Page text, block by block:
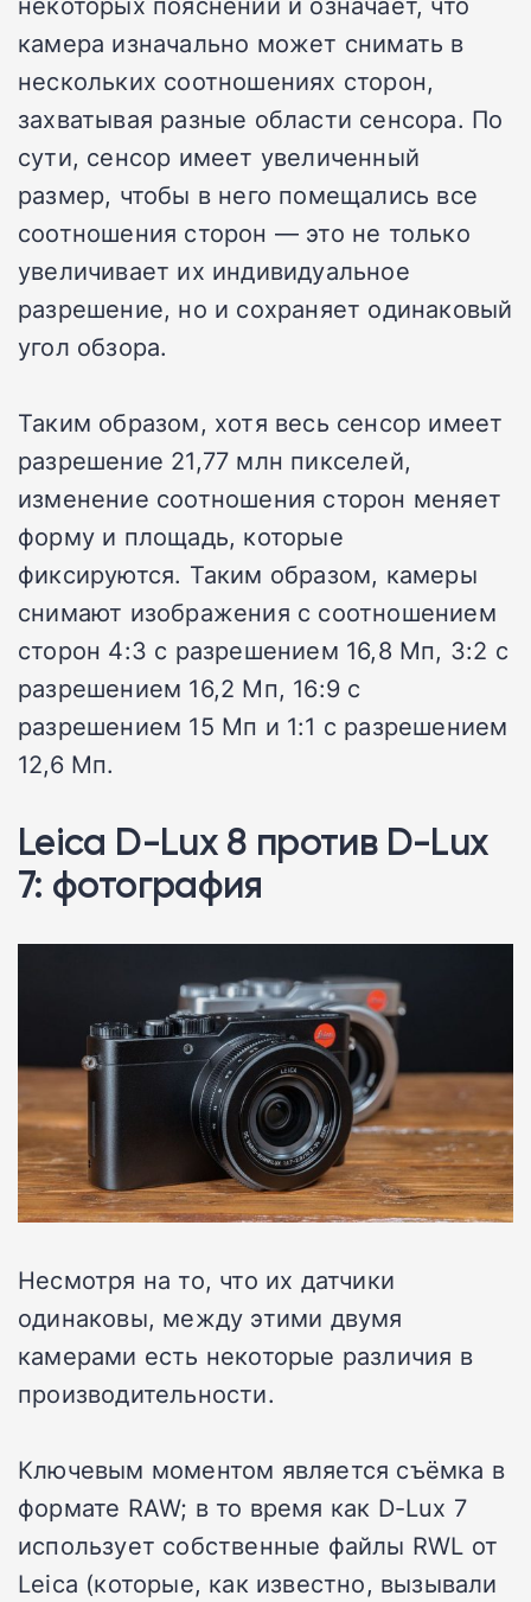
камера изначально может снимать в
нескольких соотношениях сторон,
захватывая разные области сенсора. По
сути, сенсор имеет увеличенный
размер, чтобы в него помещались все
соотношения сторон — это не только
увеличивает их индивидуальное
разрешение, но и сохраняет одинаковый
угол обзора.
Таким образом, хотя весь сенсор имеет
разрешение 21,77 млн пикселей,
изменение соотношения сторон меняет
форму и площадь, которые
фиксируются. Таким образом, камеры
снимают изображения с соотношением
сторон 4:3 с разрешением 16,8 Мп, 3:2 с
разрешением 16,2 Мп, 16:9 с
разрешением 15 Мп и 1:1 с разрешением
12,6 Мп.
Leica D-Lux 8 против D-Lux
7: фотография
Несмотря на то, что их датчики
одинаковы, между этими двумя
камерами есть некоторые различия в
производительности.
Ключевым моментом является съёмка в
формате RAW; в то время как D-Lux 7
использует собственные файлы RWL от
Leica (которые, как известно, вызывали